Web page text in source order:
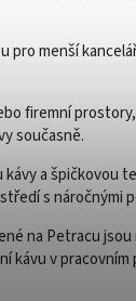
pro menší
firemní
současně.
a špičkovou
s náročnými
na Petracu
kávu v pracovním